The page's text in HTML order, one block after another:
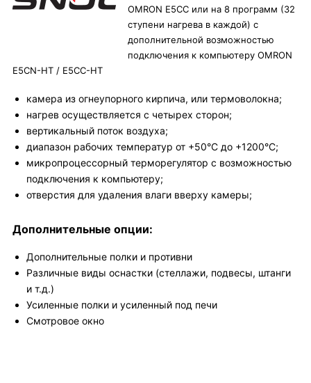
OMRON E5CС или на 8 программ (32
ступени нагрева в каждой) с
дополнительной возможностью
подключения к компьютеру OMRON
E5CN-HT / E5CC-HT
камера из огнеупорного кирпича, или термоволокна;
нагрев осуществляется с четырех сторон;
вертикальный поток воздуха;
диапазон рабочих температур от +50°С до +1200°С;
микропроцессорный терморегулятор c возможностью
подключения к компьютеру;
отверстия для удаления влаги вверху камеры;
Дополнительные опции:
Дополнительные полки и противни
Различные виды оснастки (стеллажи, подвесы, штанги
и т.д.)
Усиленные полки и усиленный под печи
Смотровое окно